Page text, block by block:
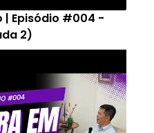
| Episódio #004 -
2)